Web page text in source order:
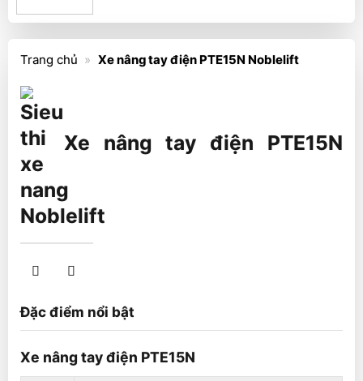
Trang chủ » Xe nâng tay điện PTE15N Noblelift
Xe nâng tay điện PTE15N
Noblelift
Đặc điểm nổi bật
Xe nâng tay điện PTE15N